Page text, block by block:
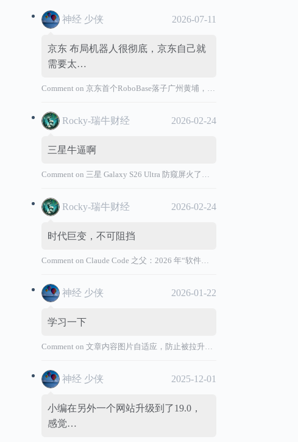
神经 少侠 2026-07-11
京东 布局机器人很彻底，京东自己就
需要太…
Comment on京东首个RoboBase落子广州黄埔，加码机器人产业基础设施布局
Rocky-瑞牛财经 2026-02-24
三星牛逼啊
Comment on 三星 Galaxy S26 Ultra 防窥屏火了，全球核心战略伙伴名单大曝光
Rocky-瑞牛财经 2026-02-24
时代巨变，不可阻挡
Comment onClaude Code 之父：2026 年“软件工程师”退出历史舞台
神经 少侠 2026-01-22
学习一下
Comment on文章内容图片自适应，防止被拉升变形
神经 少侠 2025-12-01
小编在另外一个网站升级到了19.0，
感觉…